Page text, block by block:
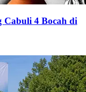
Cabuli 4 Bocah di